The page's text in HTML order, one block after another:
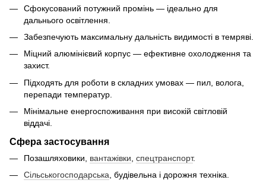
Сфокусований потужний промінь — ідеально для
дальнього освітлення.
Забезпечують максимальну дальність видимості в темряві.
Міцний алюмінієвий корпус — ефективне охолодження та
захист.
Підходять для роботи в складних умовах — пил, волога,
перепади температур.
Мінімальне енергоспоживання при високій світловій
віддачі.
Сфера застосування
Позашляховики, вантажівки спецтранспорт.
Сільськогосподарська, будівельна і дорожня техніка.